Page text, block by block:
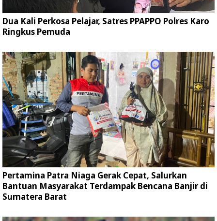
Dua Kali Perkosa Pelajar, Satres PPAPPO Polres Karo
Ringkus Pemuda
Pertamina Patra Niaga Gerak Cepat, Salurkan
Bantuan Masyarakat Terdampak Bencana Banjir di
Sumatera Barat